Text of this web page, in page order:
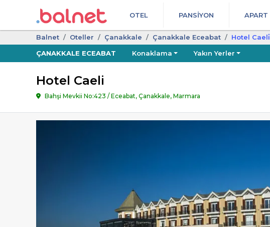
OTEL PANSIYON APART
Balnet Oteller Çanakkale Çanakkale Eceabat
Hotel Caeli̇
ÇANAKKALE ECEABAT
Konaklama Yakın Yerler
Hotel Caeli
Bahşi Mevkii No:423 / Eceabat, Çanakkale, Marmara